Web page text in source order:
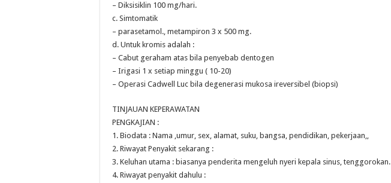
– Diksisiklin 100 mg/hari.
c. Simtomatik
– parasetamol., metampiron 3 x 500 mg.
d. Untuk kromis adalah :
– Cabut geraham atas bila penyebab dentogen
– Irigasi 1 x setiap minggu ( 10-20)
– Operasi Cadwell Luc bila degenerasi mukosa ireversibel (biopsi)
TINJAUAN KEPERAWATAN
PENGKAJIAN :
1. Biodata : Nama ,umur, sex, alamat, suku, bangsa, pendidikan, pekerjaan,,
2. Riwayat Penyakit sekarang :
3. Keluhan utama : biasanya penderita mengeluh nyeri kepala sinus, tenggorokan.
4. Riwayat penyakit dahulu :